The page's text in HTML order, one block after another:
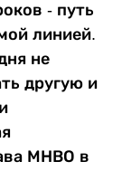
- путь
линией.
не
другую и
МНВО в